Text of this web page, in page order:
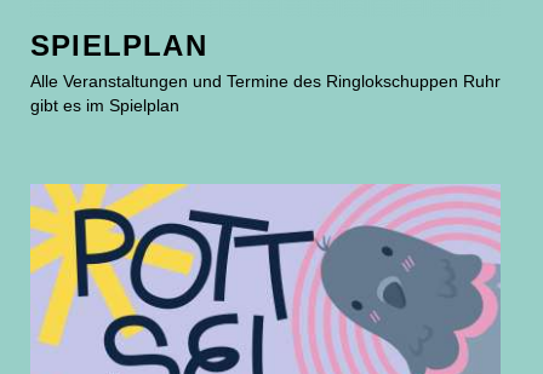
SPIELPLAN
Alle Veranstaltungen und Termine des Ringlokschuppen Ruhr
gibt es im Spielplan